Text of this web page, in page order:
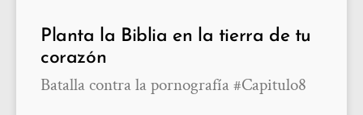
Planta la Biblia en la tierra de tu
corazón
Batalla contra la pornografía #Capitulo8